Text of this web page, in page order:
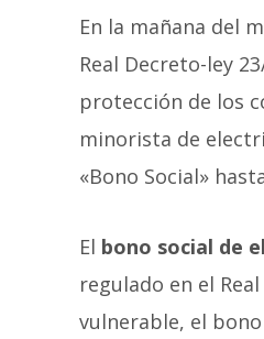
En la mañana del
Real Decreto-ley
protección de los
minorista de
«Bono Social»
El bono social de
regulado en el
vulnerable, el